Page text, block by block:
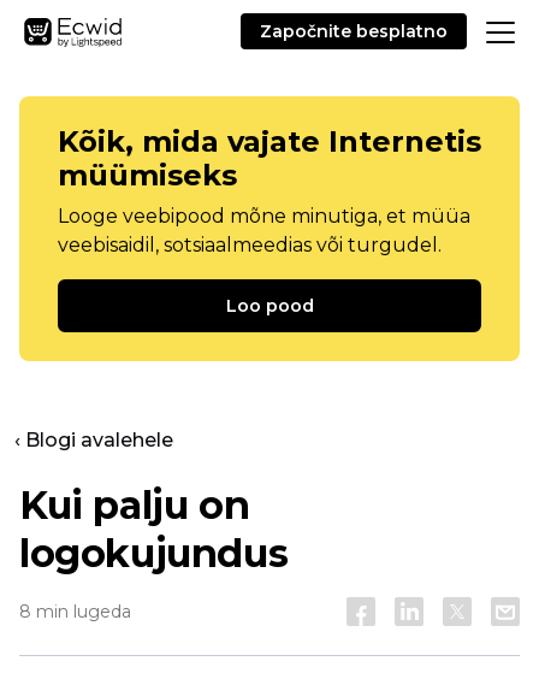
Započnite besplatno
Kõik, mida vajate Internetis
müümiseks
Looge veebipood mõne minutiga, et müüa
veebisaidil, sotsiaalmeedias või turgudel.
Loo pood
‹ Blogi avalehele
Kui palju on
logokujundus
8 min lugeda